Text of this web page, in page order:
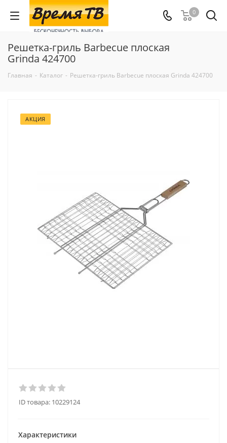
0
Решетка-гриль Barbecue плоская
Grinda 424700
Главная - Каталог - Решетка-гриль Barbecue плоская Grinda 424700
АКЦИЯ
ID товара: 10229124
Характеристики